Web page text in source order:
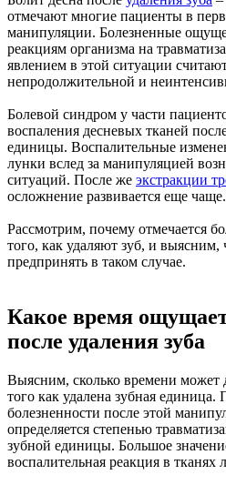
отмечают многие пациенты в
манипуляции. Болезненные
реакциям организма на
явлением в этой ситуации
непродолжительной и
Болевой синдром у части
воспаления десневых тканей
единицы. Воспалительные
лунки вслед за манипуляцией
ситуаций. После же экстракции
осложнение развивается еще чаще.
Рассмотрим, почему отмечается
того, как удаляют зуб, и выясним,
предпринять в таком случае.
Какое время
после удаления зуба
Выясним, сколько времени может
того как удалена зубная единица.
болезненности после этой
определяется степенью
зубной единицы. Большое
воспалительная реакция в тканях